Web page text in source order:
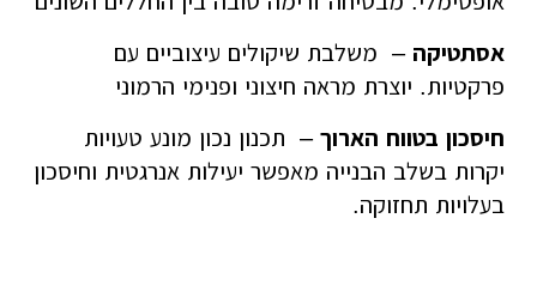
אסתטיקה – משלבת שיקולים עיצוביים עם
פרקטיות. יוצרת מראה חיצוני ופנימי הרמוני
חיסכון בטווח הארוך – תכנון נכון מונע טעויות
יקרות בשלב הבנייה מאפשר יעילות אנרגטית וחיסכון
בעלויות תחזוקה.